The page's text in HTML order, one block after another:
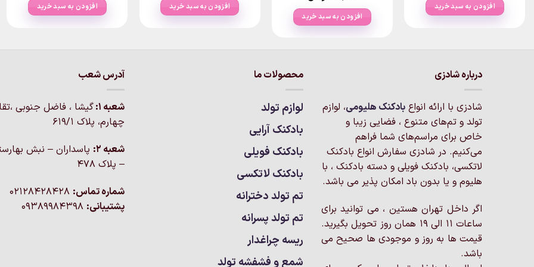
افزودن به سبد خرید
افزودن به سبد خرید
افزودن به سبد خرید افزودن به سبد خرید ۱۸۰,۰۰۰تومان
درباره شادزی
شادزی با ارائه انواع بادکنک‌ هلیومی، لوازم
تولد و تم‌های متنوع ، فضایی زیبا و
خاص برای مراسم‌های شما فراهم
می‌کنیم. در شادزی سفارش انواع بادکنک
لاتکسی، بادکنک فویلی و دسته بادکنک ، با
هلیوم و یا بدون باد امکان پذیر می باشد.
اگر داخل تهران هستین ، می توانید برای
ساعات 11 الی 19 همان روز تحویل بگیرید.
قیمت ها به روز و موجودی ها صحیح می
باشد.
محصولات ما
لوازم تولد
بادکنک آرایی
بادکنک فویلی
بادکنک لاتکسی
تم تولد دخترانه
تم تولد پسرانه
ریسه چراغدار
شمع و فشفشه تولد
آدرس شعب
شعبه 1:
گيشا ، فاضل جنوبی
چهارم، پلاک 619/1
شعبه 2:
پاسداران – نبش
– پلاک ۴۷۸
شماره تماس:
پشتیبانی: